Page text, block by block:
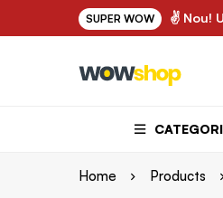
SUPER WOW ✌ Nou!
✌ FLORY.ro - uleiuri vegetale si
Home Products